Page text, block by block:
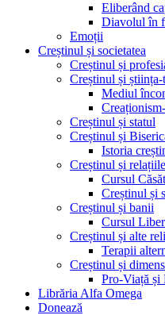
Eliberând
Diavolul în
Emoții
Creștinul și societatea
Creștinul și
Creștinul și
Mediul
Creștinul și statul
Creștinul și
Istoria
Creștinul și relațiile
Cursul
Creștinul și
Creștinul și banii
Cursul
Creștinul și alte
Terapii
Creștinul și
Pro-Viață și
Librăria Alfa Omega
Donează